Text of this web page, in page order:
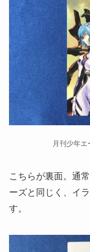
月刊少年
こちらが裏面。通
ーズと同じく、イ
す。